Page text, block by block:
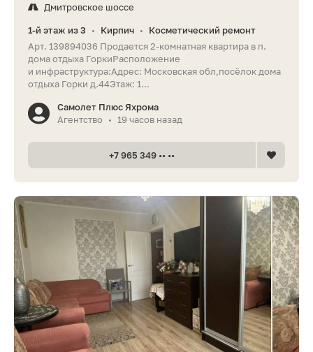
Дмитровское шоссе
1-й этаж из 3 • Кирпич •
Косметический ремонт
Арт. 139894036 Продается 2-комнатная квартира в п.
дома отдыха ГоркиРасположение
и инфраструктура:Адрес: Московская обл,посёлок дома
отдыха Горки д.44Этаж: 1...
Самолет Плюс Яхрома
Агентство
• 19 часов назад
+7 965 349 •• ••